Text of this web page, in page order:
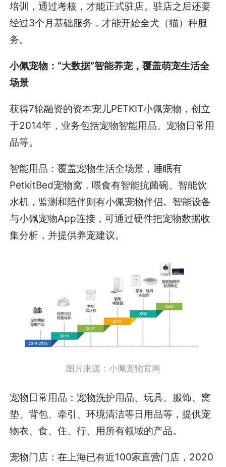
培训，通过考核，才能正式驻店。驻店之后还要
经过3个月基础服务，才能开始全犬（猫）种服
务。
小佩宠物：“大数据”智能养宠，覆盖萌宠生活全
场景
获得7轮融资的资本宠儿PETKIT小佩宠物，创立
于2014年，业务包括宠物智能用品、宠物日常用
品等。
智能用品：覆盖宠物生活全场景，睡眠有
PetkitBed宠物窝，喂食有智能抗菌碗、智能饮
水机，监测和陪伴则有小佩宠物伴侣。智能设备
与小佩宠物App连接，可通过硬件把宠物数据收
集分析，并提供养宠建议。
图片来源：小佩宠物官网
宠物日常用品：宠物洗护用品、玩具、服饰、窝
垫、背包、牵引、环境清洁等日用品等，提供宠
物衣、食、住、行、用所有领域的产品。
宠物门店：在上海已有近100家直营门店，2020